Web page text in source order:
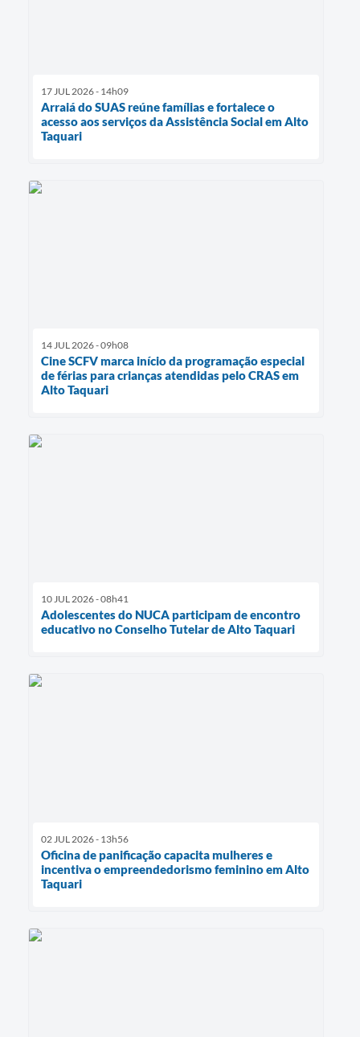
17 JUL 2026 - 14h09
Arraiá do SUAS reúne famílias e fortalece o
acesso aos serviços da Assistência Social em Alto
Taquari
14 JUL 2026 - 09h08
Cine SCFV marca início da programação especial
de férias para crianças atendidas pelo CRAS em
Alto Taquari
10 JUL 2026 - 08h41
Adolescentes do NUCA participam de encontro
educativo no Conselho Tutelar de Alto Taquari
02 JUL 2026 - 13h56
Oficina de panificação capacita mulheres e
incentiva o empreendedorismo feminino em Alto
Taquari